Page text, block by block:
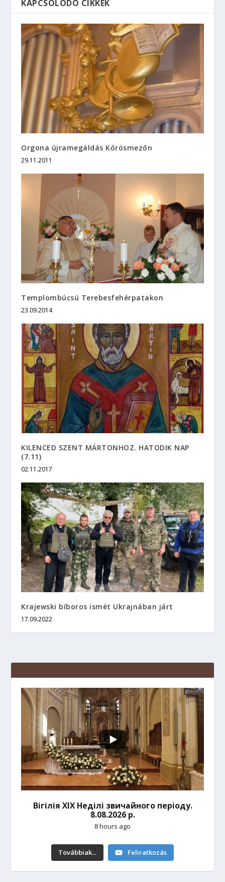
KAPCSOLÓDÓ CIKKEK
Orgona újramegáldás Kőrösmezőn
29.11.2011
Templombúcsú Terebesfehérpatakon
23.09.2014
KILENCED SZENT MÁRTONHOZ. HATODIK NAP
(7.11)
02.11.2017
Krajewski bíboros ismét Ukrajnában járt
17.09.2022
Вігілія ХІХ Неділі звичайного періоду.
8.08.2026 р.
8 hours ago
Továbbiak... Feliratkozás